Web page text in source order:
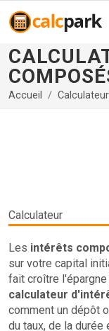
Accueil
Calculateur
Les intérêts
sur votre capital
fait croître
calculateur
comment un dépôt
du taux, de la